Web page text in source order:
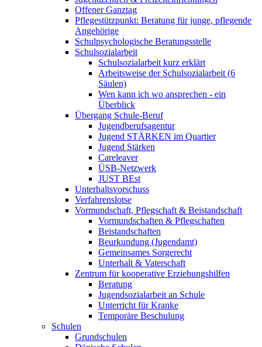
Offener Ganztag
Pflegestützpunkt: Beratung für junge, pflegende
Angehörige
Schulpsychologische Beratungsstelle
Schulsozialarbeit
Schulsozialarbeit kurz erklärt
Arbeitsweise der Schulsozialarbeit (6
Säulen)
Wen kann ich wo ansprechen - ein
Überblick
Übergang Schule-Beruf
Jugendberufsagentur
Jugend STÄRKEN im Quartier
Jugend Stärken
Careleaver
ÜSB-Netzwerk
JUST BEst
Unterhaltsvorschuss
Verfahrenslotse
Vormundschaft, Pflegschaft & Beistandschaft
Vormundschaften & Pflegschaften
Beistandschaften
Beurkundung (Jugendamt)
Gemeinsames Sorgerecht
Unterhalt & Vaterschaft
Zentrum für kooperative Erziehungshilfen
Beratung
Jugendsozialarbeit an Schule
Unterricht für Kranke
Temporäre Beschulung
Schulen
Grundschulen